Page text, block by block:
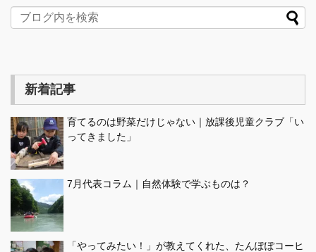
新着記事
育てるのは野菜だけじゃない｜放課後児童クラブ「い
ってきました」
7月代表コラム｜自然体験で学ぶものは？
「やってみたい！」が教えてくれた、たんぽぽコーヒ